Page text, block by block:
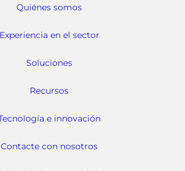
Quiénes somos
Experiencia en el sector
Soluciones
Recursos
e innovación
Contacte con nosotros